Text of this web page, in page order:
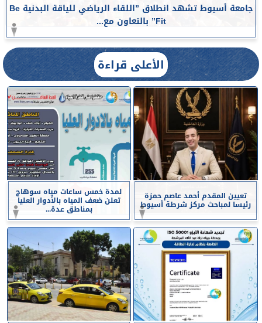
جامعة أسيوط تشهد انطلاق ”اللقاء الرياضي للياقة البدنية Be
Fit” بالتعاون مع...
الأعلى قراءة
تعيين المقدم أحمد عاصم حمزة
رئيسا لمباحث مركز شرطة أسيوط
لمدة خمس ساعات مياه سوهاج
تعلن ضعف المياه بالأدوار العليا
بمناطق عدة...